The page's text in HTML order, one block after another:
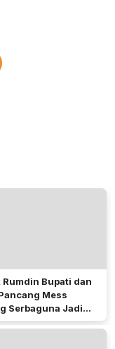
Rumdin Bupati dan
Mess
Serbaguna Jadi
Publik